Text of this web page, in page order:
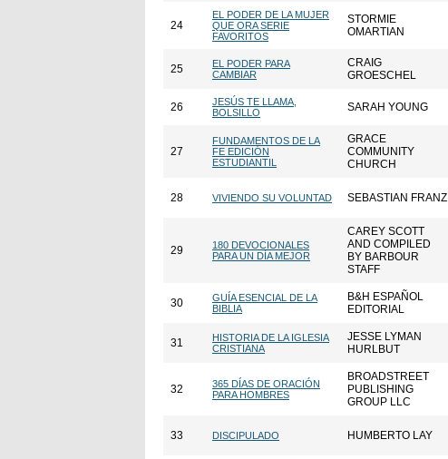
24
EL PODER DE LA MUJER
QUE ORA SERIE
FAVORITOS
STORMIE
OMARTIAN
25
EL PODER PARA
CAMBIAR
CRAIG
GROESCHEL
26
JESÚS TE LLAMA,
BOLSILLO
SARAH YOUNG
27
FUNDAMENTOS DE LA
FE EDICIÓN
ESTUDIANTIL
GRACE
COMMUNITY
CHURCH
28 VIVIENDO SU VOLUNTAD SEBASTIAN FRANZ
29
180 DEVOCIONALES
PARA UN DÍA MEJOR
CAREY SCOTT
AND COMPILED
BY BARBOUR
STAFF
30
GUÍA ESENCIAL DE LA
BIBLIA
B&H ESPAÑOL
EDITORIAL
31
HISTORIA DE LA IGLESIA
CRISTIANA
JESSE LYMAN
HURLBUT
32
365 DÍAS DE ORACIÓN
PARA HOMBRES
BROADSTREET
PUBLISHING
GROUP LLC
33 DISCIPULADO HUMBERTO LAY